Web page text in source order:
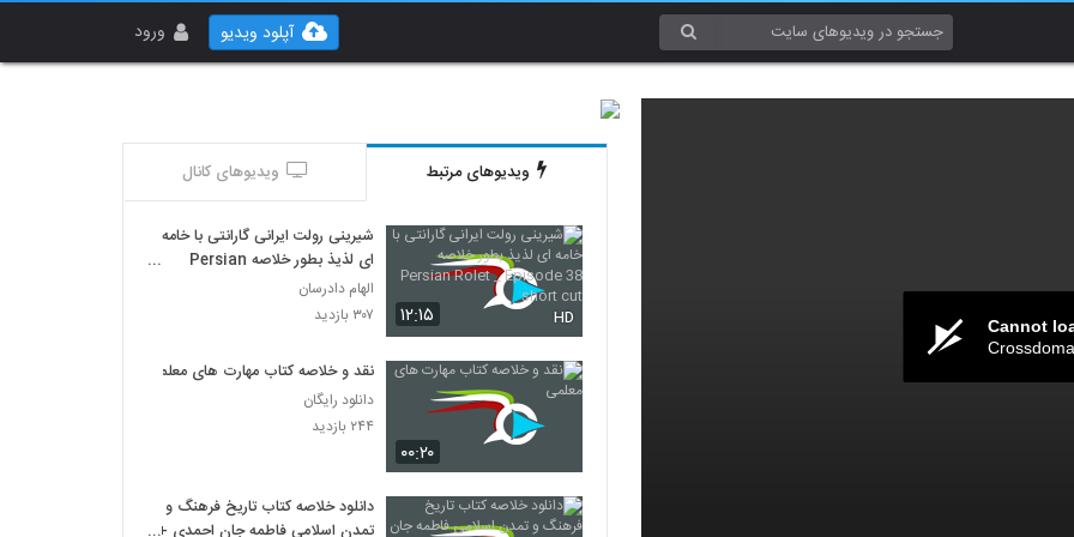
ورود آپلود ویدیو
Cannot
ویدیوهای مرتبط ویدیوهای کانال
۱۲:۱۵ HD
شیرینی رولت ایرانی گارانتی با خامه
ای لذیذ بطور خلاصه Persian
Rolet _ Episode 38 short cut
الهام دادرسان
۳۰۷ بازدید
۰۰:۲۰
نقد و خلاصه کتاب مهارت های معلمی
دانلود رایگان
۲۴۴ بازدید
دانلود خلاصه کتاب تاریخ فرهنگ و
تمدن اسلامی فاطمه جان احمدی +